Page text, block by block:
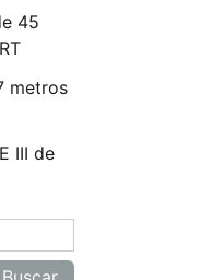
45
metros
III de